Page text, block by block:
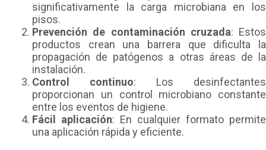
significativamente la carga microbiana en los
pisos.
Prevención de contaminación cruzada: Estos
productos crean una barrera que dificulta la
propagación de patógenos a otras áreas de la
instalación.
Control continuo: Los desinfectantes
proporcionan un control microbiano constante
entre los eventos de higiene.
Fácil aplicación: En cualquier formato permite
una aplicación rápida y eficiente.